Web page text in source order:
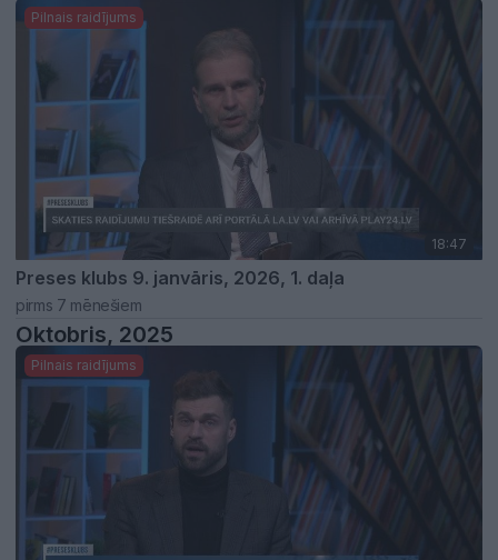
Pilnais raidījums
18:47
Preses klubs 9. janvāris, 2026, 1. daļa
pirms 7 mēnešiem
Oktobris, 2025
Pilnais raidījums